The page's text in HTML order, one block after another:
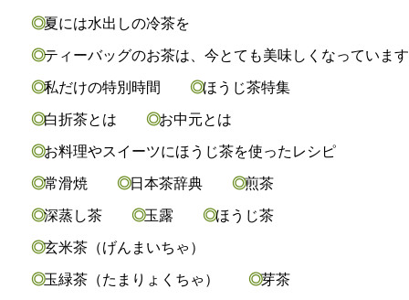
夏には水出しの冷茶を
ティーバッグのお茶は、今とても美味しくなっています
私だけの特別時間 ほうじ茶特集
白折茶とは お中元とは
お料理やスイーツにほうじ茶を使ったレシピ
常滑焼 日本茶辞典 煎茶
深蒸し茶 玉露 ほうじ茶
玄米茶（げんまいちゃ）
玉緑茶（たまりょくちゃ） 芽茶